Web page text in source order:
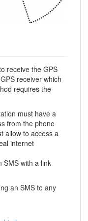
receive the GPS
receiver which
requires the
must have a
from the phone
allow to access a
internet
SMS with a link
an SMS to any